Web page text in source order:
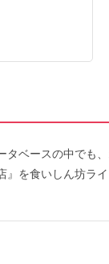
タベースの中でも
』を食いしん坊ラ